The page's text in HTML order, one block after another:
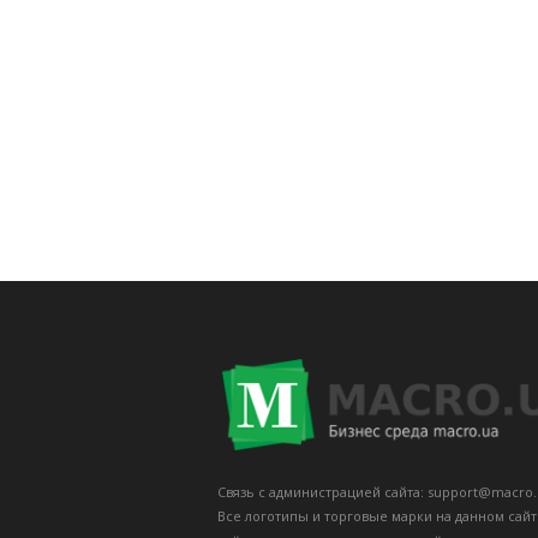
Связь с администрацией сайта:
Все логотипы и торговые марки на данном